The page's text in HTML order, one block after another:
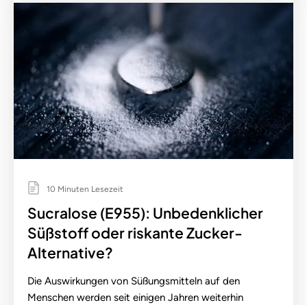
10 Minuten Lesezeit
Sucralose (E955): Unbedenklicher
Süßstoff oder riskante Zucker-
Alternative?
Die Auswirkungen von Süßungsmitteln auf den
Menschen werden seit einigen Jahren weiterhin